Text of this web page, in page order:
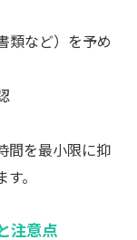
類など）を予め
間を最小限に抑
。
注意点